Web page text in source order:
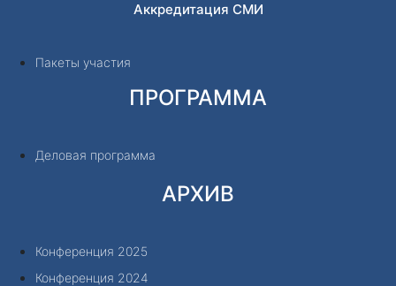
Аккредитация СМИ
Пакеты участия
ПРОГРАММА
Деловая программа
АРХИВ
Конференция 2025
Конференция 2024